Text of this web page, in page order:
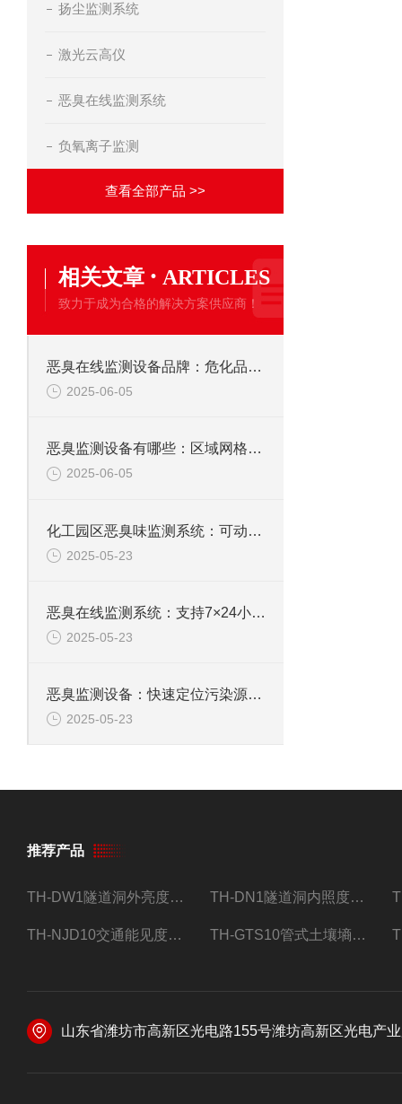
扬尘监测系统
激光云高仪
恶臭在线监测系统
负氧离子监测
查看全部产品 >>
相关文章 · ARTICLES
致力于成为合格的解决方案供应商！
恶臭在线监测设备品牌：危化品泄漏场景异味扩散快速评估与处置
2025-06-05
恶臭监测设备有哪些：区域网格化监测数据结合风向定位污染源头
2025-06-05
化工园区恶臭味监测系统：可动态分析污染传播路径，辅助精准定位排放源
2025-05-23
恶臭在线监测系统：支持7×24小时无人值守运行，帮助企业及时响应
2025-05-23
恶臭监测设备：快速定位污染源，适用于垃圾处理厂、养殖场等场景
2025-05-23
推荐产品
TH-DW1隧道洞外亮度检测器设备 TH-DN1隧道洞内照度检测器设备
TH-NJD10交通能见度监测站 TH-GTS10管式土壤墒情自动监测仪
山东省潍坊市高新区光电路155号潍坊高新区光电产业加速器